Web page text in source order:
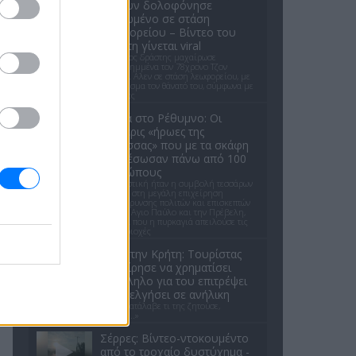
κλόουν δολοφόνησε
ηλικιωμένο σε στάση
λεωφορείου – Βίντεο του
δράστη γίνεται viral
Ο έφηβος δράστης μαχαίρωσε
επανειλημμένα τον 78χρονο Τζον
Γουέσλι Αλεν σε στάση λεωφορείου, με
αποτέλεσμα τον θάνατό του, σύμφωνα με
Φωτιά στο Ρέθυμνο: Οι
τέσσερις «ήρωες της
θάλασσας» που με τα σκάφη
τους έσωσαν πάνω από 100
ανθρώπους
Καθοριστική ήταν η συμβολή τεσσάρων
ιδιωτών στη μεγάλη επιχείρηση
απομάκρυνσης πολιτών και επισκεπτών
από τον Αγιο Παύλο και την Πρέβελη,
την ώρα που η πυρκαγιά απειλούσε τις
δύο περιοχές
Σοκ στην Κρήτη: Τουρίστας
επιχείρησε να χρηματίσει
υπάλληλο για του επιτρέψει
να ασελγήσει σε ανήλικη
«Όταν κατάλαβε τι της ζητούσε,
Σέρρες: Βίντεο-ντοκουμέντο
από το τροχαίο δυστύχημα -